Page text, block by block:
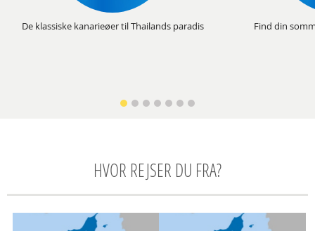
De klassiske kanarieøer til Thailands paradis Find din
HVOR REJSER DU FRA?